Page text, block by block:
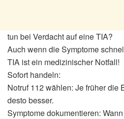
tun bei Verdacht auf eine TIA?
Auch wenn die Symptome
TIA ist ein medizinischer Notfall!
Sofort handeln:
Notruf 112 wählen: Je früher die
desto besser.
Symptome dokumentieren: